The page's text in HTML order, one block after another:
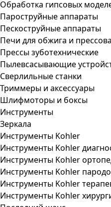
Обработка гипсовых
Пароструйные аппараты
Пескоструйные аппараты
Печи для обжига и
Прессы зуботехнические
Пылевсасывающие
Сверлильные станки
Триммеры и аксессуары
Шлифмоторы и боксы
Инструменты
Зеркала
Инструменты Kohler
Инструменты Kohler
Инструменты Kohler
Инструменты Kohler
Инструменты Kohler
Инструменты Kohler